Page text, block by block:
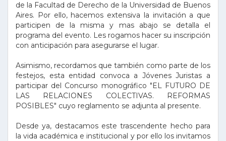
de la Facultad de Derecho de la Universidad de Buenos
Aires. Por ello, hacemos extensiva la invitación a que
participen de la misma y mas abajo se detalla el
programa del evento. Les rogamos hacer su inscripción
con anticipación para asegurarse el lugar.
Asimismo, recordamos que también como parte de los
festejos, esta entidad convoca a Jóvenes Juristas a
participar del Concurso monográfico "EL FUTURO DE
LAS RELACIONES COLECTIVAS. REFORMAS
POSIBLES" cuyo reglamento se adjunta al presente.
Desde ya, destacamos este trascendente hecho para
la vida académica e institucional y por ello los invitamos